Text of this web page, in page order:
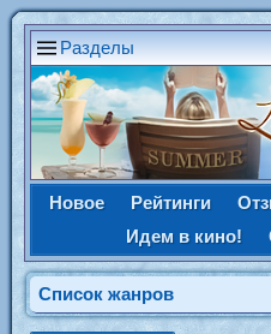
Разделы
Новое Рейтинги
Идем в кино!
Список жанров